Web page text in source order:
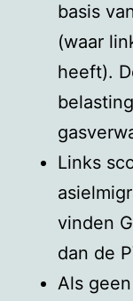
basis
(waar
heeft).
Links
vinden
dan de
Als